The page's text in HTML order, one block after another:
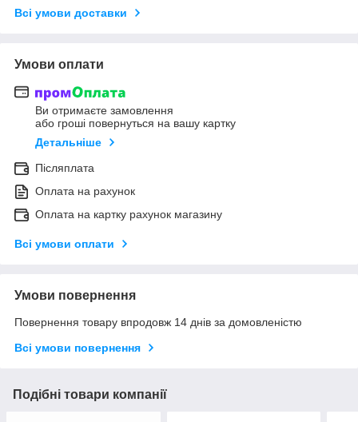
Всі умови доставки
Умови оплати
Ви отримаєте замовлення
або гроші повернуться на вашу картку
Детальніше
Післяплата
Оплата на рахунок
Оплата на картку рахунок магазину
Всі умови оплати
Умови повернення
Повернення товару впродовж 14 днів за домовленістю
Всі умови повернення
Подібні товари компанії